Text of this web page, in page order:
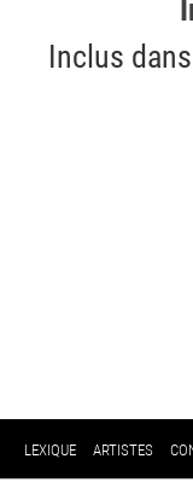
Inclus
LEXIQUE ARTISTES